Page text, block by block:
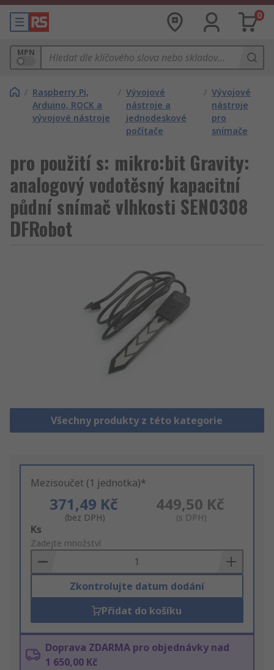
0
MPN
/ Raspberry Pi,
Arduino, ROCK a
vývojové nástroje
/ Vývojové
nástroje a
jednodeskové
počítače
/ Vývojové
nástroje
pro
snímače
pro použití s: mikro:bit Gravity:
analogový vodotěsný kapacitní
půdní snímač vlhkosti SEN0308
DFRobot
Všechny produkty z této kategorie
Mezisoučet (1 jednotka)*
371,49 Kč
(bez DPH)
449,50 Kč
(s DPH)
Add
to
Basket
Ks
Zadejte množství
Zkontrolujte datum dodání
Přidat do košíku
Doprava ZDARMA pro objednávky nad
1 650,00 Kč